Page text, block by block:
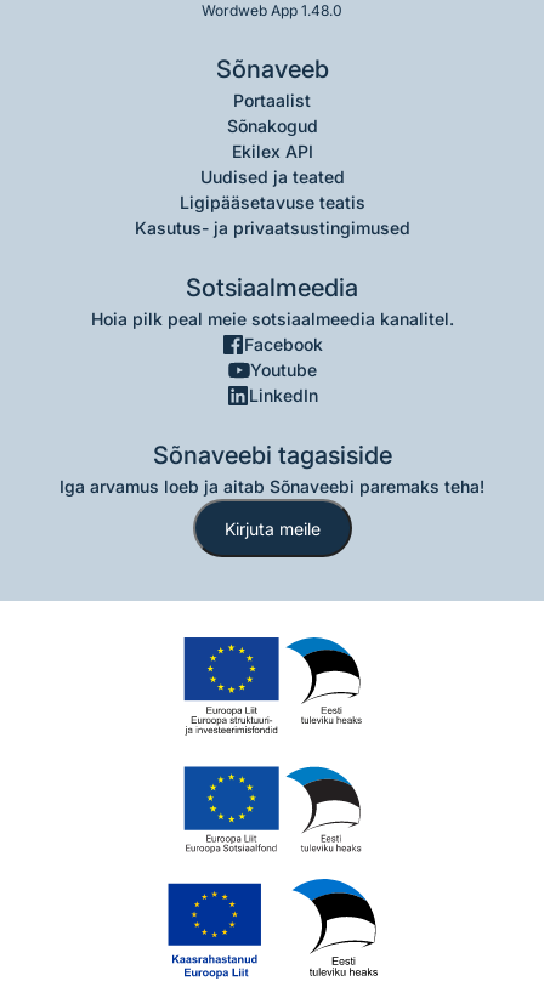
Wordweb App 1.48.0
Sõnaveeb
Portaalist
Sõnakogud
Ekilex API
Uudised ja teated
Ligipääsetavuse teatis
Kasutus- ja privaatsustingimused
Sotsiaalmeedia
Hoia pilk peal meie sotsiaalmeedia kanalitel.
Facebook
Youtube
LinkedIn
Sõnaveebi tagasiside
Iga arvamus loeb ja aitab Sõnaveebi paremaks teha!
Kirjuta meile